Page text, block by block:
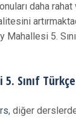
daha
Mahallesi 5.
Sınıf
, diğer